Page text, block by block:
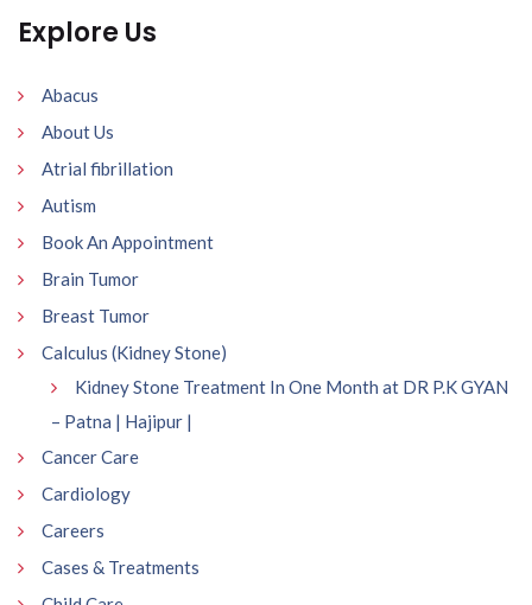
Explore Us
Abacus
About Us
Atrial fibrillation
Autism
Book An Appointment
Brain Tumor
Breast Tumor
Calculus (Kidney Stone)
Kidney Stone Treatment In One Month at DR P.K GYAN
– Patna | Hajipur |
Cancer Care
Cardiology
Careers
Cases & Treatments